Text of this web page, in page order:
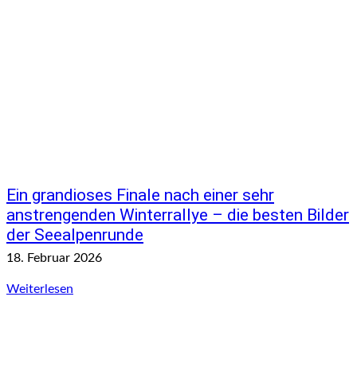
Ein grandioses Finale nach einer sehr
anstrengenden Winterrallye – die besten Bilder
der Seealpenrunde
18. Februar 2026
Weiterlesen